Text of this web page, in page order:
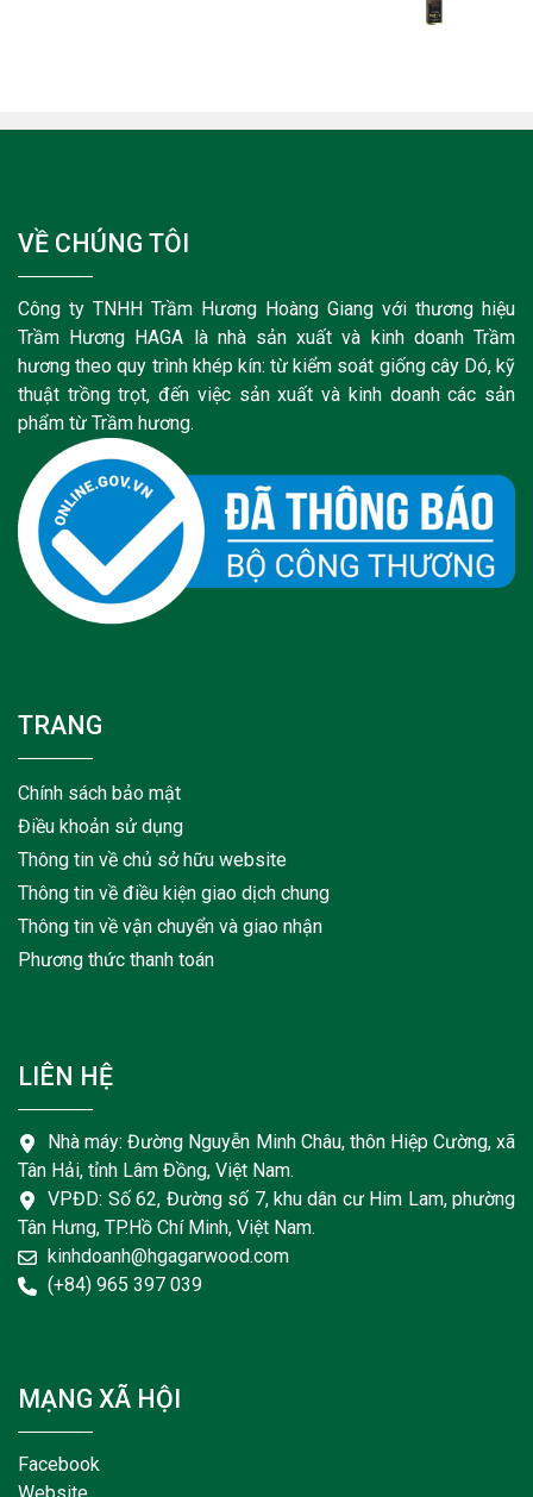
VỀ CHÚNG TÔI
Công ty TNHH Trầm Hương Hoàng Giang với thương hiệu
Trầm Hương HAGA là nhà sản xuất và kinh doanh Trầm
hương theo quy trình khép kín: từ kiểm soát giống cây Dó, kỹ
thuật trồng trọt, đến việc sản xuất và kinh doanh các sản
phẩm từ Trầm hương.
TRANG
Chính sách bảo mật
Điều khoản sử dụng
Thông tin về chủ sở hữu website
Thông tin về điều kiện giao dịch chung
Thông tin về vận chuyển và giao nhận
Phương thức thanh toán
LIÊN HỆ
Nhà máy: Đường Nguyễn Minh Châu, thôn Hiệp Cường, xã
Tân Hải, tỉnh Lâm Đồng, Việt Nam.
VPĐD: Số 62, Đường số 7, khu dân cư Him Lam, phường
Tân Hưng, TP.Hồ Chí Minh, Việt Nam.
kinhdoanh@hgagarwood.com
(+84) 965 397 039
MẠNG XÃ HỘI
Facebook